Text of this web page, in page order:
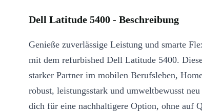
Dell Latitude 5400 - Beschreibung
Genieße zuverlässige Leistung und smarte
mit dem refurbished Dell Latitude 5400.
starker Partner im mobilen Berufsleben,
robust, leistungsstark und umweltbewusst
dich für eine nachhaltigere Option, ohne auf